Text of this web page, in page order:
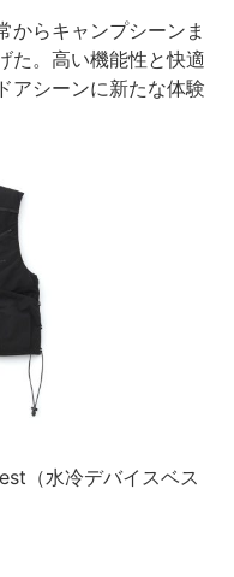
からキャンプシーンま
た。高い機能性と快適
アシーンに新たな体験
（水冷デバイスベス